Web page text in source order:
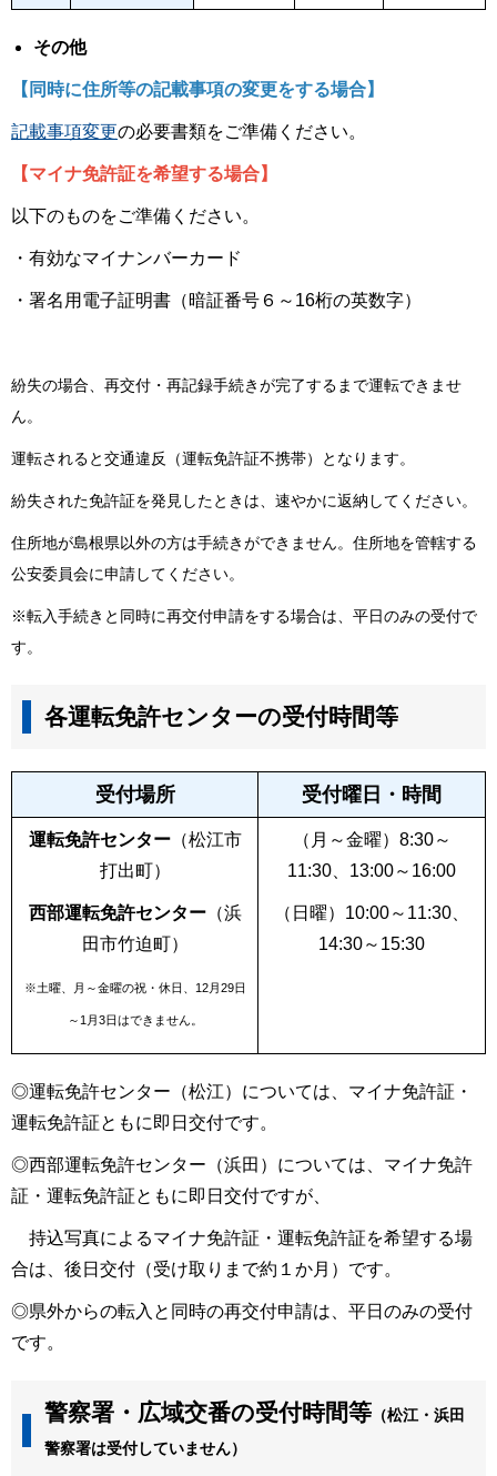
その他
【同時に住所等の記載事項の変更をする場合】
記載事項変更の必要書類をご準備ください。
【マイナ免許証を希望する場合】
以下のものをご準備ください。
・有効なマイナンバーカード
・署名用電子証明書（暗証番号６～16桁の英数字）
紛失の場合、再交付・再記録手続きが完了するまで運転できませ
ん。
運転されると交通違反（運転免許証不携帯）となります。
紛失された免許証を発見したときは、速やかに返納してください。
住所地が島根県以外の方は手続きができません。住所地を管轄する
公安委員会に申請してください。
※転入手続きと同時に再交付申請をする場合は、平日のみの受付で
す。
各運転免許センターの受付時間等
再交付受付時間
受付場所 受付曜日・時間
運転免許センター（松江市
打出町）
西部運転免許センター（浜
田市竹迫町）
※土曜、月～金曜の祝・休日、12月29日
～1月3日はできません。
（月～金曜）8:30～
11:30、13:00～16:00
（日曜）10:00～11:30、
14:30～15:30
◎運転免許センター（松江）については、マイナ免許証・
運転免許証ともに即日交付です。
◎西部運転免許センター（浜田）については、マイナ免許
証・運転免許証ともに即日交付ですが、
持込写真によるマイナ免許証・運転免許証を希望する場
合は、後日交付（受け取りまで約１か月）です。
◎県外からの転入と同時の再交付申請は、平日のみの受付
です。
警察署・広域交番の受付時間等 （松江・浜田
警察署は受付していません）